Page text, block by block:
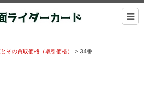
その買取価格（取引価格） > 34番